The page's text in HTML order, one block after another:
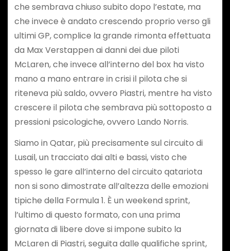
che sembrava chiuso subito dopo l’estate, ma
che invece è andato crescendo proprio verso gli
ultimi GP, complice la grande rimonta effettuata
da Max Verstappen ai danni dei due piloti
McLaren, che invece all’interno del box ha visto
mano a mano entrare in crisi il pilota che si
riteneva più saldo, ovvero Piastri, mentre ha visto
crescere il pilota che sembrava più sottoposto a
pressioni psicologiche, ovvero Lando Norris.
Siamo in Qatar, più precisamente sul circuito di
Lusail, un tracciato dai alti e bassi, visto che
spesso le gare all’interno del circuito qatariota
non si sono dimostrate all’altezza delle emozioni
tipiche della Formula 1. È un weekend sprint,
l’ultimo di questo formato, con una prima
giornata di libere dove si impone subito la
McLaren di Piastri, seguita dalle qualifiche sprint,